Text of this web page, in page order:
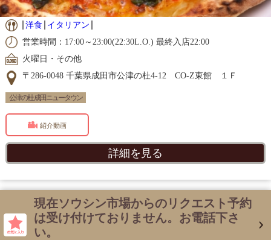
洋食
イタリアン
営業時間：17:00～23:00(22:30L.O.) 最終入店22:00
火曜日・その他
〒286-0048 千葉県成田市公津の杜4-12 CO-Z東館 １Ｆ
公津の杜 成田ニュータウン
紹介動画
詳細を見る
現在ソウシン市場からのリクエスト予約
は受け付けておりません。お電話下さ
い。